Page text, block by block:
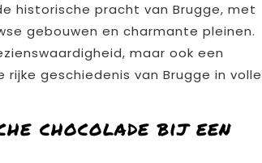
historische pracht van Brugge, met
gebouwen en charmante pleinen.
maar ook een
geschiedenis van Brugge in volle
chocolade bij een